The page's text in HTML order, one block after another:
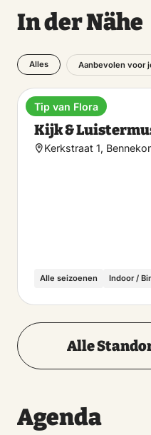
In der Nähe
Alles Aanbevolen voor
Museum
Kijk &
Kerkstraat 1,
Alle seizoenen Indoor /
Tip van Flora
Alle
Agenda